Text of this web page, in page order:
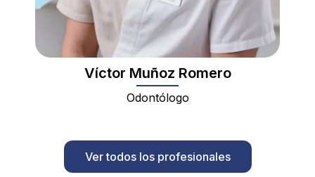
Víctor Muñoz Romero
Odontólogo
Ver todos los profesionales